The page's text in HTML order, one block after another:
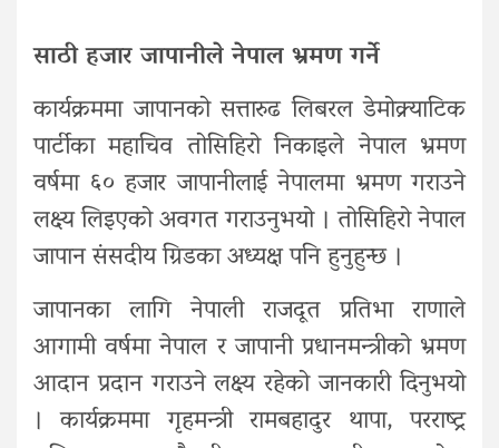
साठी हजार जापानीले नेपाल भ्रमण गर्ने
कार्यक्रममा जापानको सत्तारुढ लिबरल डेमोक्र्याटिक
पार्टीका महाचिव तोसिहिरो निकाइले नेपाल भ्रमण
वर्षमा ६० हजार जापानीलाई नेपालमा भ्रमण गराउने
लक्ष्य लिइएको अवगत गराउनुभयो । तोसिहिरो नेपाल
जापान संसदीय ग्रिडका अध्यक्ष पनि हुनुहुन्छ ।
जापानका लागि नेपाली राजदूत प्रतिभा राणाले
आगामी वर्षमा नेपाल र जापानी प्रधानमन्त्रीको भ्रमण
आदान प्रदान गराउने लक्ष्य रहेको जानकारी दिनुभयो
। कार्यक्रममा गृहमन्त्री रामबहादुर थापा, परराष्ट्र